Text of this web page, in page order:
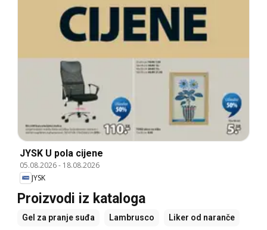
JYSK U pola cijene
05.08.2026- 18.08.2026
JYSK
Proizvodi iz kataloga
Gel za pranje suđa Lambrusco Liker od naranče